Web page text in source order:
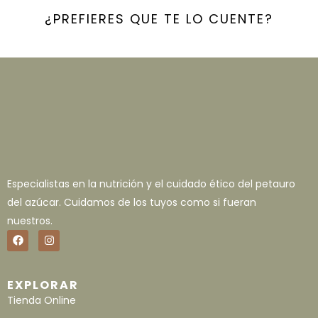
¿PREFIERES QUE TE LO CUENTE?
Especialistas en la nutrición y el cuidado ético del petauro
del azúcar. Cuidamos de los tuyos como si fueran
nuestros.
EXPLORAR
Tienda Online